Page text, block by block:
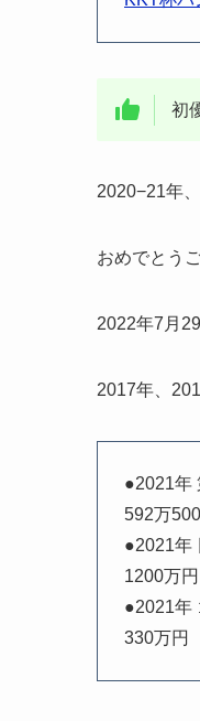
初
2020−21年
おめでとう
2022年7月
2017年、
●2021年
592万
●2021年
1200万円
●2021年
330万円